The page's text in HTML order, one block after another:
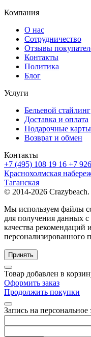
Компания
О нас
Сотрудничество
Отзывы
Контакты
Политика
Блог
Услуги
Бельевой стайлинг
Доставка и оплата
Подарочные карты
Возврат и обмен
Контакты
+7 (495) 108 19 16 +7
Краснохолмская
Таганская
© 2014-2026
Мы используем файлы
для получения данных
качества рекомендаций
персонализированного
Принять
Товар добавлен в
Оформить заказ
Продолжить покупки
Запись на персональное